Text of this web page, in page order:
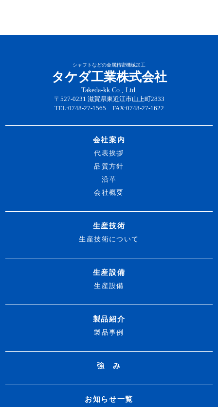
シャフトなどの金属精密機械加工
タケダ工業株式会社
Takeda-kk.Co., Ltd.
〒527-0231 滋賀県東近江市山上町2833
TEL:0748-27-1565 FAX:0748-27-1622
会社案内
代表挨拶
品質方針
沿革
会社概要
生産技術
生産技術について
生産設備
生産設備
製品紹介
製品事例
強 み
お知らせ一覧